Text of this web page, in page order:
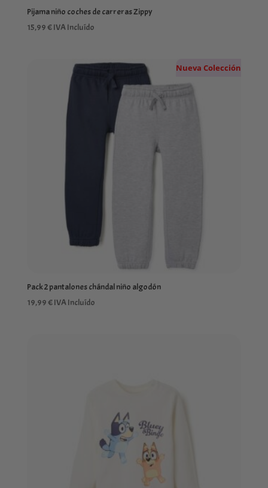
Pijama niño coches de carreras Zippy
15,99€IVA Incluído
Nueva Colección
Pack 2 pantalones chándal niño algodón
19,99€IVA Incluído